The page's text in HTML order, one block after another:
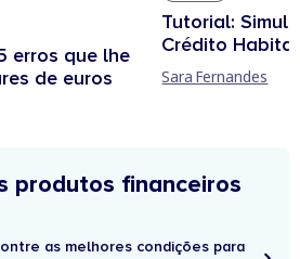
erros que lhe
de euros
Tutorial:
Crédito
Sara Fernandes
produtos financeiros
as melhores condições para